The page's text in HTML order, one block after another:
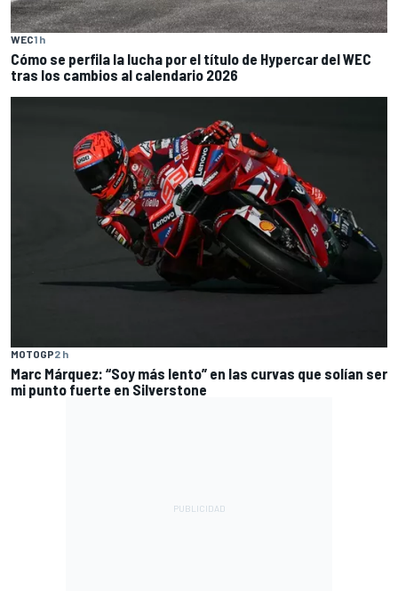
WEC1 h
Cómo se perfila la lucha por el título de Hypercar del WEC
tras los cambios al calendario 2026
MOTOGP2 h
Marc Márquez: “Soy más lento” en las curvas que solían ser
mi punto fuerte en Silverstone